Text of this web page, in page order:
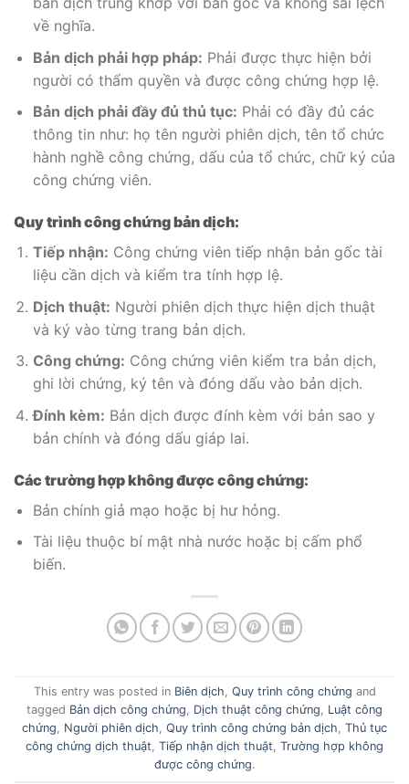
về nghĩa.
Bản dịch phải hợp pháp: Phải được thực hiện bởi
người có thẩm quyền và được công chứng hợp lệ.
Bản dịch phải đầy đủ thủ tục: Phải có đầy đủ các
thông tin như: họ tên người phiên dịch, tên tổ chức
hành nghề công chứng, dấu của tổ chức, chữ ký của
công chứng viên.
Quy trình công chứng bản dịch:
Tiếp nhận: Công chứng viên tiếp nhận bản gốc tài
liệu cần dịch và kiểm tra tính hợp lệ.
Dịch thuật: Người phiên dịch thực hiện dịch thuật
và ký vào từng trang bản dịch.
Công chứng: Công chứng viên kiểm tra bản dịch,
ghi lời chứng, ký tên và đóng dấu vào bản dịch.
Đính kèm: Bản dịch được đính kèm với bản sao y
bản chính và đóng dấu giáp lai.
Các trường hợp không được công chứng:
Bản chính giả mạo hoặc bị hư hỏng.
Tài liệu thuộc bí mật nhà nước hoặc bị cấm phổ
biến.
This entry was posted in Biên dịch, Quy trình công chứng and
tagged Bản dịch công chứng, Dịch thuật công chứng, Luật công
chứng, Người phiên dịch, Quy trình công chứng bản dịch, Thủ tục
công chứng dịch thuật, Tiếp nhận dịch thuật, Trường hợp không
được công chứng.